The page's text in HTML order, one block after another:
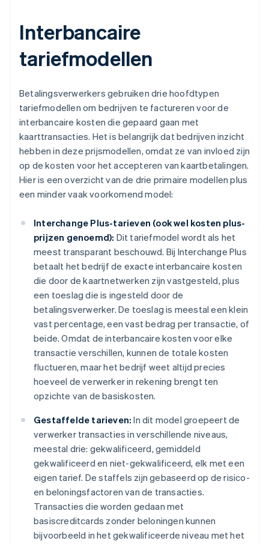
Interbancaire
tariefmodellen
Betalingsverwerkers gebruiken drie hoofdtypen
tariefmodellen om bedrijven te factureren voor de
interbancaire kosten die gepaard gaan met
kaarttransacties. Het is belangrijk dat bedrijven inzicht
hebben in deze prijsmodellen, omdat ze van invloed zijn
op de kosten voor het accepteren van kaartbetalingen.
Hier is een overzicht van de drie primaire modellen plus
een minder vaak voorkomend model:
Interchange Plus-tarieven (ook wel kosten plus-
prijzen genoemd): Dit tariefmodel wordt als het
meest transparant beschouwd. Bij Interchange Plus
betaalt het bedrijf de exacte interbancaire kosten
die door de kaartnetwerken zijn vastgesteld, plus
een toeslag die is ingesteld door de
betalingsverwerker. De toeslag is meestal een klein
vast percentage, een vast bedrag per transactie, of
beide. Omdat de interbancaire kosten voor elke
transactie verschillen, kunnen de totale kosten
fluctueren, maar het bedrijf weet altijd precies
hoeveel de verwerker in rekening brengt ten
opzichte van de basiskosten.
Gestaffelde tarieven: In dit model groepeert de
verwerker transacties in verschillende niveaus,
meestal drie: gekwalificeerd, gemiddeld
gekwalificeerd en niet-gekwalificeerd, elk met een
eigen tarief. De staffels zijn gebaseerd op de risico-
en beloningsfactoren van de transacties.
Transacties die worden gedaan met
basiscreditcards zonder beloningen kunnen
bijvoorbeeld in het gekwalificeerde niveau met het